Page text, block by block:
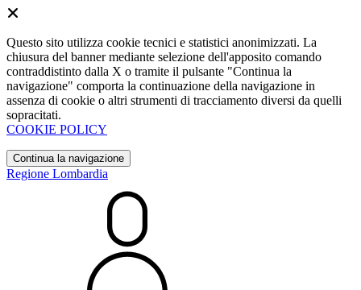
Questo sito utilizza cookie tecnici e statistici anonimizzati. La
chiusura del banner mediante selezione dell'apposito comando
contraddistinto dalla X o tramite il pulsante "Continua la
navigazione" comporta la continuazione della navigazione in
assenza di cookie o altri strumenti di tracciamento diversi da quelli
sopracitati.
COOKIE POLICY
Continua la navigazione
Regione Lombardia